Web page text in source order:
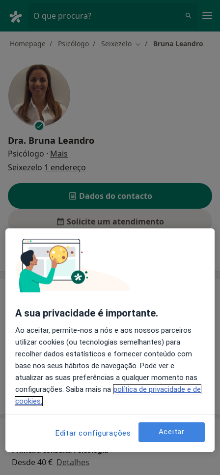
O que procura?
Homepage Psicólogo Seixezelo Mudar de cidade
Bruna Leandro
Dra. Bruna Leandro
Psicólogo · Mais
Seixezelo 1 endereço
Dados do contacto
Solicite um atendimento
Experiência Preços
Experiência
Principais doenças tratadas
Transtornos Da Ansiedade
Transtornos da Alimentação
Depressão Pós-Parto
Perturbações do comportamento
Transtorno Depressivo Maior
+5
Mostrar mais detalhes
Serviços e preços
Primeira consulta Psicologia
Desde 40 € Detalhes
A sua privacidade é importante.
Ao aceitar, permite-nos a nós e aos nossos parceiros
utilizar cookies (ou tecnologias semelhantes) para
recolher dados estatísticos e fornecer conteúdo com
base nos seus hábitos de navegação. Pode ver e
atualizar as suas preferências a qualquer momento nas
configurações. Saiba mais na política de privacidade e de
cookies.
Editar configurações Aceitar